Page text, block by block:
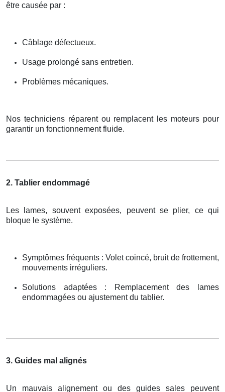
être causée par :
Câblage défectueux.
Usage prolongé sans entretien.
Problèmes mécaniques.
Nos techniciens réparent ou remplacent les moteurs pour
garantir un fonctionnement fluide.
2. Tablier endommagé
Les lames, souvent exposées, peuvent se plier, ce qui
bloque le système.
Symptômes fréquents : Volet coincé, bruit de frottement,
mouvements irréguliers.
Solutions adaptées : Remplacement des lames
endommagées ou ajustement du tablier.
3. Guides mal alignés
Un mauvais alignement ou des guides sales peuvent